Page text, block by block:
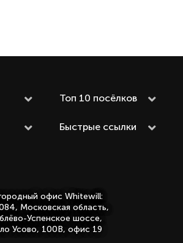
Топ 10 посёлков
Быстрые ссылки
офис Whitewill:
Московская область,
Успенское шоссе,
Усово, 100В, офис 19